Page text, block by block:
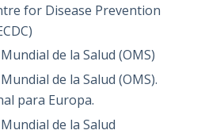
for Disease Prevention
de la Salud (OMS)
de la Salud (OMS).
para Europa.
de la Salud